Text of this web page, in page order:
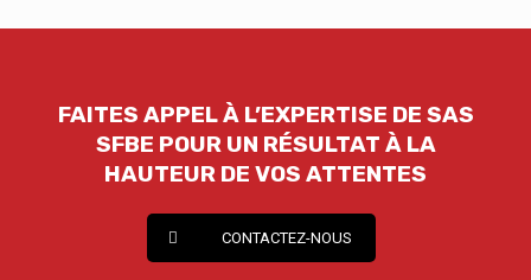
FAITES APPEL À L’EXPERTISE DE SAS
SFBE POUR UN RÉSULTAT À LA
HAUTEUR DE VOS ATTENTES
CONTACTEZ-NOUS